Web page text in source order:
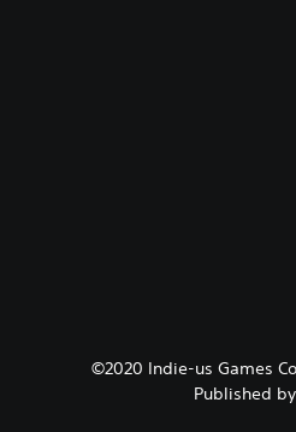
©2020 Indie-us Games
Published